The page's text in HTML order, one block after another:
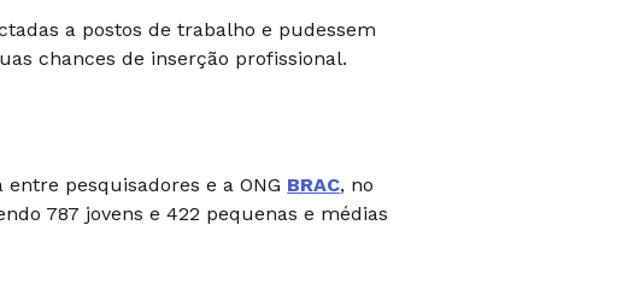
a postos de trabalho e pudessem
chances de inserção profissional.
pesquisadores e a ONG BRAC, no
787 jovens e 422 pequenas e médias